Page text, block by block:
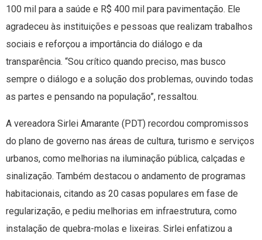
100 mil para a saúde e R$ 400 mil para pavimentação. Ele
agradeceu às instituições e pessoas que realizam trabalhos
sociais e reforçou a importância do diálogo e da
transparência. “Sou crítico quando preciso, mas busco
sempre o diálogo e a solução dos problemas, ouvindo todas
as partes e pensando na população”, ressaltou.
A vereadora Sirlei Amarante (PDT) recordou compromissos
do plano de governo nas áreas de cultura, turismo e serviços
urbanos, como melhorias na iluminação pública, calçadas e
sinalização. Também destacou o andamento de programas
habitacionais, citando as 20 casas populares em fase de
regularização, e pediu melhorias em infraestrutura, como
instalação de quebra-molas e lixeiras. Sirlei enfatizou a